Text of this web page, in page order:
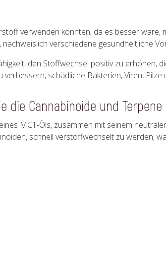
verwenden könnten, da es besser
verschiedene gesundheitliche
den Stoffwechsel positiv zu
schädliche Bakterien, Viren,
die Cannabinoide und Terpene
MCT-Öls, zusammen mit seinem
schnell verstoffwechselt zu werden,